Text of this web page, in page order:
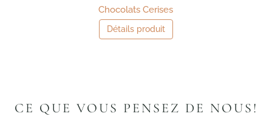
Chocolats Cerises
Détails produit
CE QUE VOUS PENSEZ DE NOUS!